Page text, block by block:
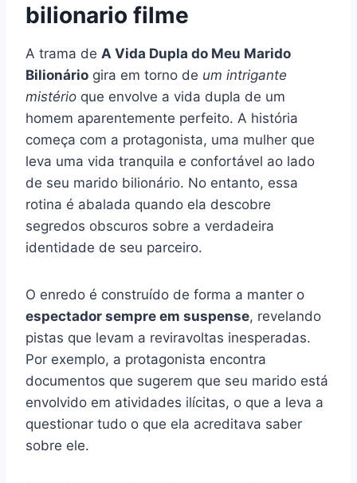
bilionario filme
A trama de A Vida Dupla do Meu Marido
Bilionário gira em torno de um intrigante
mistério que envolve a vida dupla de um
homem aparentemente perfeito. A história
começa com a protagonista, uma mulher que
leva uma vida tranquila e confortável ao lado
de seu marido bilionário. No entanto, essa
rotina é abalada quando ela descobre
segredos obscuros sobre a verdadeira
identidade de seu parceiro.
O enredo é construído de forma a manter o
espectador sempre em suspense, revelando
pistas que levam a reviravoltas inesperadas.
Por exemplo, a protagonista encontra
documentos que sugerem que seu marido está
envolvido em atividades ilícitas, o que a leva a
questionar tudo o que ela acreditava saber
sobre ele.